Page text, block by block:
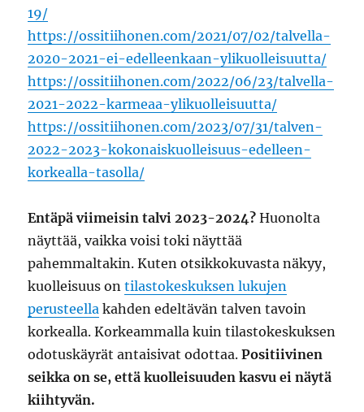
19/
https://ossitiihonen.com/2021/07/02/talvella-
2020-2021-ei-edelleenkaan-ylikuolleisuutta/
https://ossitiihonen.com/2022/06/23/talvella-
2021-2022-karmeaa-ylikuolleisuutta/
https://ossitiihonen.com/2023/07/31/talven-
2022-2023-kokonaiskuolleisuus-edelleen-
korkealla-tasolla/
Entäpä viimeisin talvi 2023-2024? Huonolta
näyttää, vaikka voisi toki näyttää
pahemmaltakin. Kuten otsikkokuvasta näkyy,
kuolleisuus ontilastokeskuksen lukujen
perusteella kahden edeltävän talven tavoin
korkealla. Korkeammalla kuin tilastokeskuksen
odotuskäyrät antaisivat odottaa.Positiivinen
seikka on se, että kuolleisuuden kasvu ei näytä
kiihtyvän.